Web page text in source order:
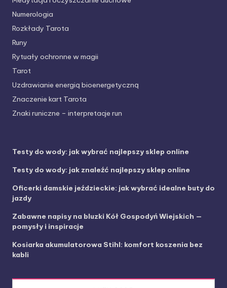
Numerologia
Rozkłady Tarota
Runy
Rytuały ochronne w magii
Tarot
Uzdrawianie energią bioenergetyczną
Znaczenie kart Tarota
Znaki runiczne – interpretacje run
Testy do wody: jak wybrać najlepszy sklep online
Testy do wody: jak znaleźć najlepszy sklep online
Oficerki damskie jeździeckie: jak wybrać idealne buty do
jazdy
Zabawne napisy na bluzki Kół Gospodyń Wiejskich —
pomysły i inspiracje
Kosiarka akumulatorowa Stihl: komfort koszenia bez
kabli